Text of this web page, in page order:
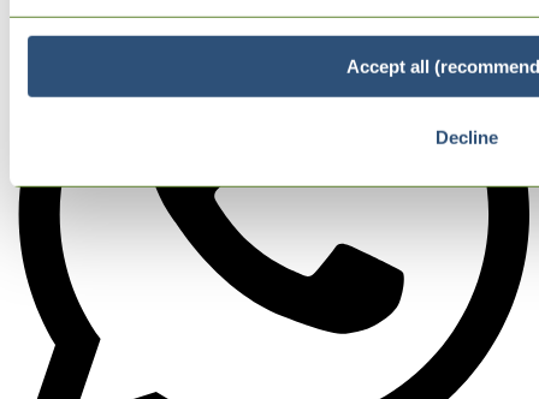
Accept all
Decline